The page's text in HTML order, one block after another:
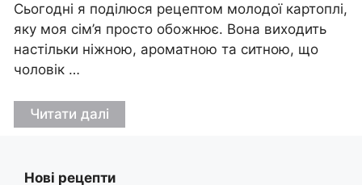
Сьогодні я поділюся рецептом молодої картоплі,
яку моя сім’я просто обожнює. Вона виходить
настільки ніжною, ароматною та ситною, що
чоловік …
Читати далі
Нові рецепти